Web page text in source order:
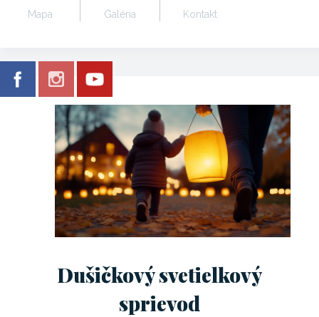
Mapa Galéria Kontakt
Dušičkový svetielkový
sprievod